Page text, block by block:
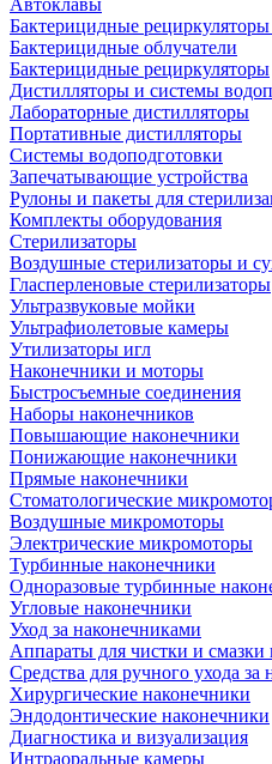
Автоклавы
Бактерицидные рециркуляторы
Бактерицидные облучатели
Бактерицидные рециркуляторы
Дистилляторы и системы
Лабораторные дистилляторы
Портативные дистилляторы
Системы водоподготовки
Запечатывающие устройства
Рулоны и пакеты для
Комплекты оборудования
Стерилизаторы
Воздушные стерилизаторы и
Гласперленовые стерилизаторы
Ультразвуковые мойки
Ультрафиолетовые камеры
Утилизаторы игл
Наконечники и моторы
Быстросъемные соединения
Наборы наконечников
Повышающие наконечники
Понижающие наконечники
Прямые наконечники
Стоматологические
Воздушные микромоторы
Электрические микромоторы
Турбинные наконечники
Одноразовые турбинные
Угловые наконечники
Уход за наконечниками
Аппараты для чистки и смазки
Средства для ручного ухода за
Хирургические наконечники
Эндодонтические наконечники
Диагностика и визуализация
Интраоральные камеры